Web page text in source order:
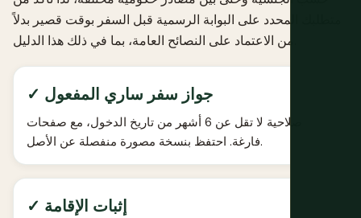
متطلبك المحدد على البوابة الرسمية قبل السفر بوقت قصير بدلاً
✓ جواز سفر ساري المفعول
صلاحية لا تقل عن 6 أشهر من تاريخ الدخول، مع صفحات
فارغة. احتفظ بنسخة مصورة منفصلة عن الأصل.
✓ إثبات الإقامة